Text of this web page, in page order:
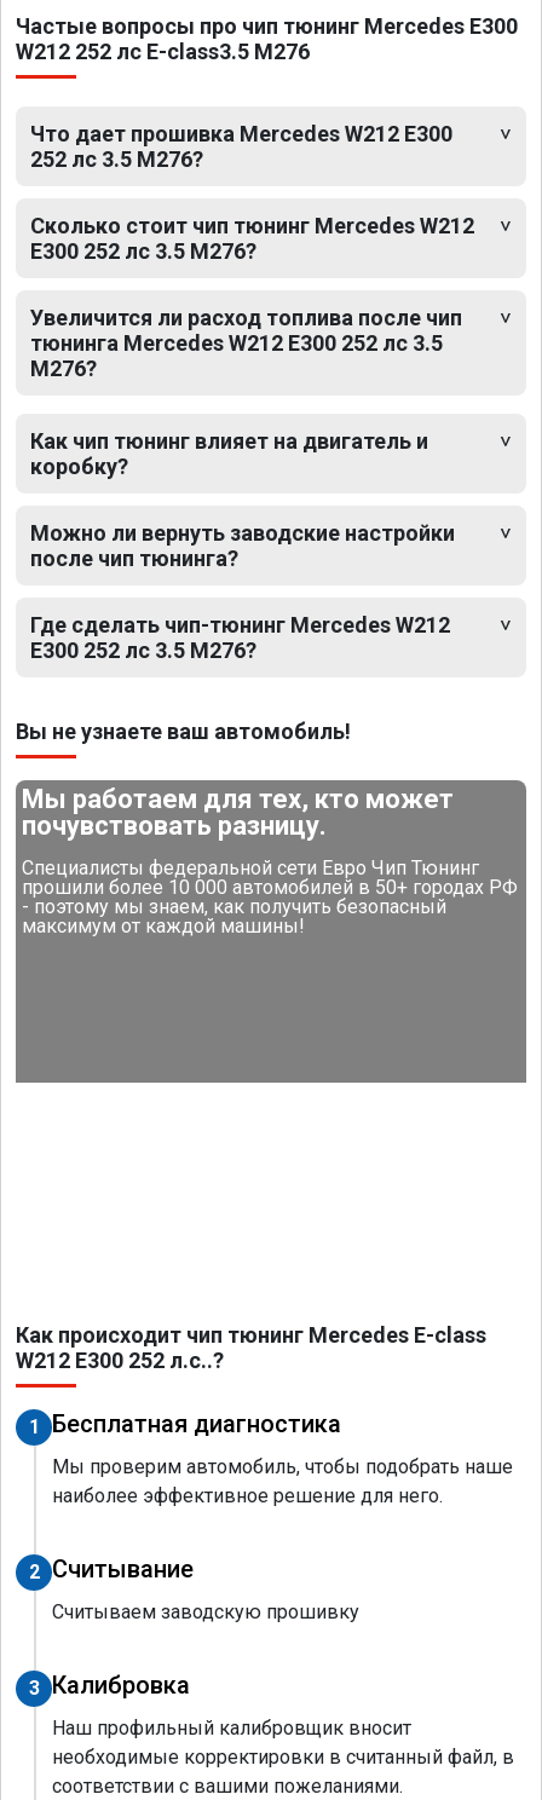
Частые вопросы про чип тюнинг Mercedes E300
W212 252 лс E-class3.5 M276
Что дает прошивка Mercedes W212 E300
252 лс 3.5 M276?
Сколько стоит чип тюнинг Mercedes W212
E300 252 лс 3.5 M276?
Увеличится ли расход топлива после чип
тюнинга Mercedes W212 E300 252 лс 3.5
M276?
Как чип тюнинг влияет на двигатель и
коробку?
Можно ли вернуть заводские настройки
после чип тюнинга?
Где сделать чип-тюнинг Mercedes W212
E300 252 лс 3.5 M276?
Вы не узнаете ваш автомобиль!
Мы работаем для тех, кто может
почувствовать разницу.
Специалисты федеральной сети Евро Чип Тюнинг
прошили более 10 000 автомобилей в 50+ городах РФ
- поэтому мы знаем, как получить безопасный
максимум от каждой машины!
Как происходит чип тюнинг Mercedes E-class
W212 E300 252 л.с..?
1 Бесплатная диагностика
Мы проверим автомобиль, чтобы подобрать наше
наиболее эффективное решение для него.
2 Считывание
Считываем заводскую прошивку
3 Калибровка
Наш профильный калибровщик вносит
необходимые корректировки в считанный файл, в
соответствии с вашими пожеланиями.